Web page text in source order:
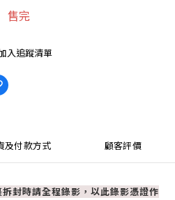
售完
入追蹤清單
及付款方式 顧客評價
封時請全程錄影，以此錄影憑證作